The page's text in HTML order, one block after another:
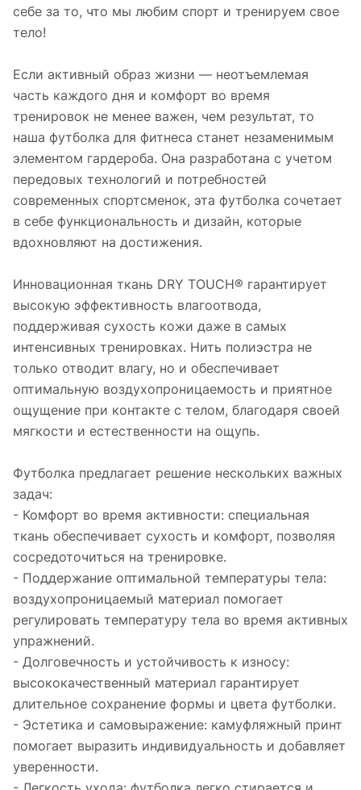
себе за то, что мы любим спорт и тренируем свое
тело!
Если активный образ жизни — неотъемлемая
часть каждого дня и комфорт во время
тренировок не менее важен, чем результат, то
наша футболка для фитнеса станет незаменимым
элементом гардероба. Она разработана с учетом
передовых технологий и потребностей
современных спортсменок, эта футболка сочетает
в себе функциональность и дизайн, которые
вдохновляют на достижения.
Инновационная ткань DRY TOUCH® гарантирует
высокую эффективность влагоотвода,
поддерживая сухость кожи даже в самых
интенсивных тренировках. Нить полиэстра не
только отводит влагу, но и обеспечивает
оптимальную воздухопроницаемость и приятное
ощущение при контакте с телом, благодаря своей
мягкости и естественности на ощупь.
Футболка предлагает решение нескольких важных
задач:
- Комфорт во время активности: специальная
ткань обеспечивает сухость и комфорт, позволяя
сосредоточиться на тренировке.
- Поддержание оптимальной температуры тела:
воздухопроницаемый материал помогает
регулировать температуру тела во время активных
упражнений.
- Долговечность и устойчивость к износу:
высококачественный материал гарантирует
длительное сохранение формы и цвета футболки.
- Эстетика и самовыражение: камуфляжный принт
помогает выразить индивидуальность и добавляет
уверенности.